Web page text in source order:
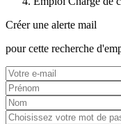
Créer une alerte mail
pour cette recherche